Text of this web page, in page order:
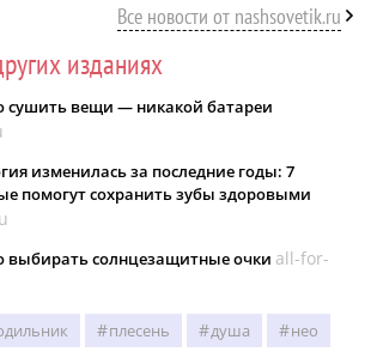
Все новости от nashsovetik.ru
изданиях
сушить вещи — никакой батареи
изменилась за последние годы: 7
помогут сохранить зубы здоровыми
выбирать солнцезащитные очки all-for-
плесень душа нео